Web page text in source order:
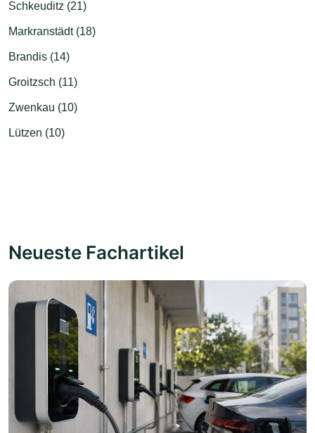
Schkeuditz (21)
Markranstädt (18)
Brandis (14)
Groitzsch (11)
Zwenkau (10)
Lützen (10)
Neueste Fachartikel